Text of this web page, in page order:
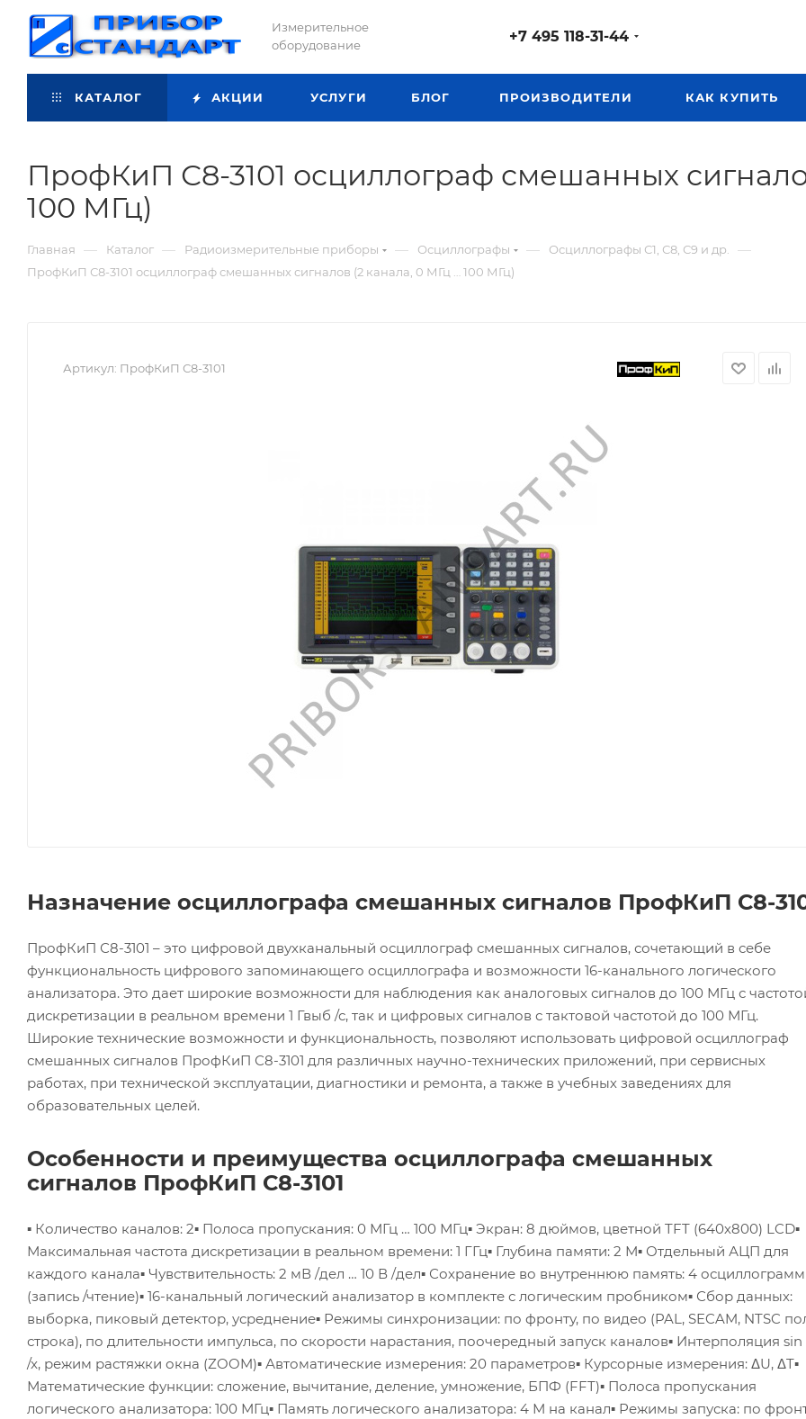
Измерительное
оборудование
+7 495 118-31-44
КАТАЛОГ АКЦИИ УСЛУГИ БЛОГ ПРОИЗВОДИТЕЛИ КАК КУПИТЬ
ПрофКиП С8-3101 осциллограф смешанных
100 МГц)
Главная — Каталог — Радиоизмерительные приборы — Осциллографы — Осциллографы С1, С8, С9 и др. —
ПрофКиП С8-3101 осциллограф смешанных сигналов (2 канала, 0 МГц … 100 МГц)
Артикул: ПрофКиП С8-3101
Назначение осциллографа смешанных сигналов ПрофКиП С8-
ПрофКиП С8-3101 – это цифровой двухканальный осциллограф смешанных сигналов, сочетающий в себе
функциональность цифрового запоминающего осциллографа и возможности 16-канального логического
анализатора. Это дает широкие возможности для наблюдения как аналоговых сигналов до 100 МГц с
дискретизации в реальном времени 1 Гвыб /с, так и цифровых сигналов с тактовой частотой до 100 МГц.
Широкие технические возможности и функциональность, позволяют использовать цифровой осциллограф
смешанных сигналов ПрофКиП С8-3101 для различных научно-технических приложений, при сервисных
работах, при технической эксплуатации, диагностики и ремонта, а также в учебных заведениях для
образовательных целей.
Особенности и преимущества осциллографа смешанных
сигналов ПрофКиП С8-3101
▪ Количество каналов: 2▪ Полоса пропускания: 0 МГц … 100 МГц▪ Экран: 8 дюймов, цветной TFT (640х800) LCD▪
Максимальная частота дискретизации в реальном времени: 1 ГГц▪ Глубина памяти: 2 М▪ Отдельный АЦП для
каждого канала▪ Чувствительность: 2 мВ /дел … 10 В /дел▪ Сохранение во внутреннюю память: 4
(запись /чтение)▪ 16-канальный логический анализатор в комплекте с логическим пробником▪ Сбор данных:
выборка, пиковый детектор, усреднение▪ Режимы синхронизации: по фронту, по видео (PAL, SECAM, NTSC
строка), по длительности импульса, по скорости нарастания, поочередный запуск каналов▪ Интерполяция sin
/x, режим растяжки окна (ZOOM)▪ Автоматические измерения: 20 параметров▪ Курсорные измерения: ΔU, ΔT▪
Математические функции: сложение, вычитание, деление, умножение, БПФ (FFT)▪ Полоса пропускания
логического анализатора: 100 МГц▪ Память логического анализатора: 4 М на канал▪ Режимы запуска: по